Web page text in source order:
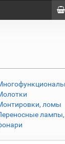
ломы
лампы,